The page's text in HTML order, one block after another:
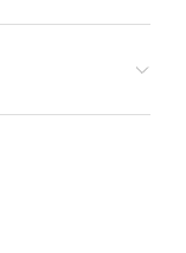
pro juiz
ficando em